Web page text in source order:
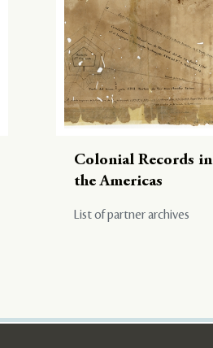
Colonial Records in
the Americas
List of partner archives